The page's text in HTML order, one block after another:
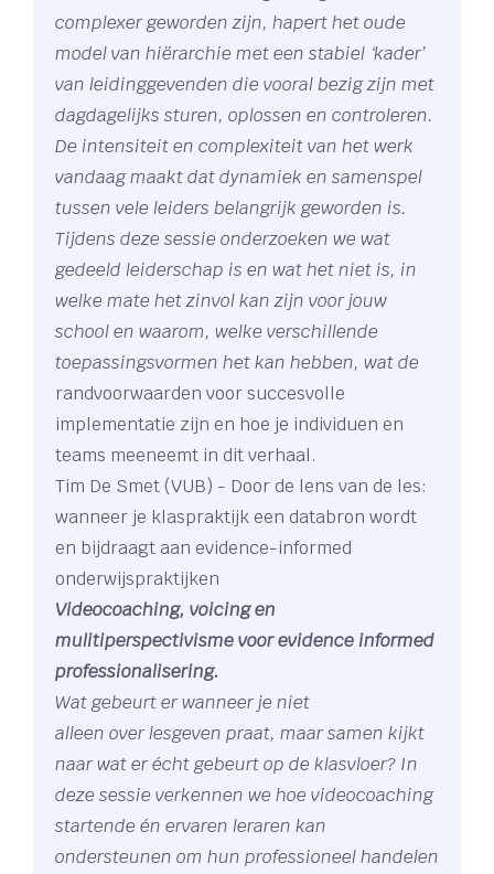
complexer geworden zijn, hapert het oude
model van hiërarchie met een stabiel ‘kader’
van leidinggevenden die vooral bezig zijn met
dagdagelijks sturen, oplossen en controleren.
De intensiteit en complexiteit van het werk
vandaag maakt dat dynamiek en samenspel
tussen vele leiders belangrijk geworden is.
Tijdens deze sessie onderzoeken we wat
gedeeld leiderschap is en wat het niet is, in
welke mate het zinvol kan zijn voor jouw
school en waarom, welke verschillende
toepassingsvormen het kan hebben, wat de
randvoorwaarden voor succesvolle
implementatie zijn en hoe je individuen en
teams meeneemt in dit verhaal.
Tim De Smet (VUB) - Door de lens van de les:
wanneer je klaspraktijk een databron wordt
en bijdraagt aan evidence-informed
onderwijspraktijken
Videocoaching, voicing en
mulitiperspectivisme voor evidence informed
professionalisering.
Wat gebeurt er wanneer je niet
alleen over lesgeven praat, maar samen kijkt
naar wat er écht gebeurt op de klasvloer? In
deze sessie verkennen we hoe videocoaching
startende én ervaren leraren kan
ondersteunen om hun professioneel handelen